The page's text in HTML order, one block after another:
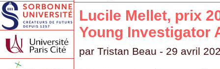
Lucile Mellet, prix
Young Investigator
par Tristan Beau - 29 avril